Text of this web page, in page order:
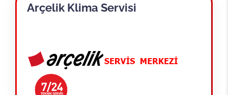
Arçelik Klima Servisi